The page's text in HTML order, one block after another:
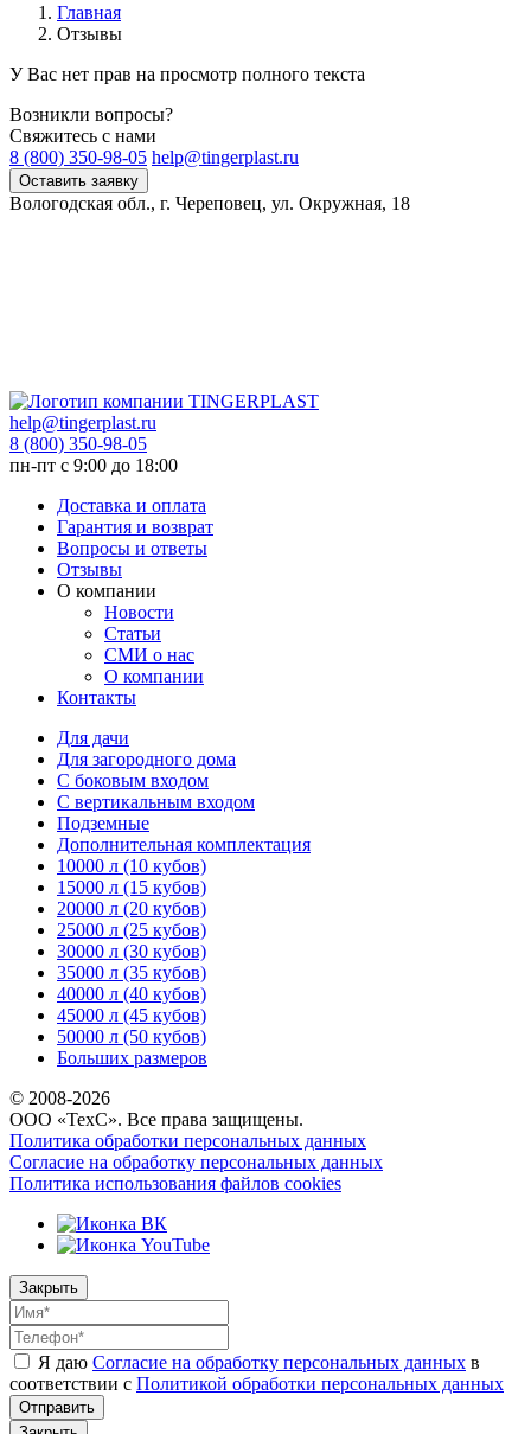
Главная
Отзывы
У Вас нет прав на просмотр полного текста
Возникли вопросы?
Свяжитесь с нами
8 (800) 350-98-05 help@tingerplast.ru
Оставить заявку
Вологодская обл., г. Череповец, ул. Окружная, 18
help@tingerplast.ru
8 (800) 350-98-05
пн-пт c 9:00 до 18:00
Доставка и оплата
Гарантия и возврат
Вопросы и ответы
Отзывы
О компании
Новости
Статьи
СМИ о нас
О компании
Контакты
Для дачи
Для загородного дома
С боковым входом
С вертикальным входом
Подземные
Дополнительная комплектация
10000 л (10 кубов)
15000 л (15 кубов)
20000 л (20 кубов)
25000 л (25 кубов)
30000 л (30 кубов)
35000 л (35 кубов)
40000 л (40 кубов)
45000 л (45 кубов)
50000 л (50 кубов)
Больших размеров
© 2008-2026
ООО «ТехС». Все права защищены.
Политика обработки персональных данных
Согласие на обработку персональных данных
Политика использования файлов cookies
Закрыть
Я даю Согласие на обработку персональных данных в
соответствии с Политикой обработки персональных данных
Отправить